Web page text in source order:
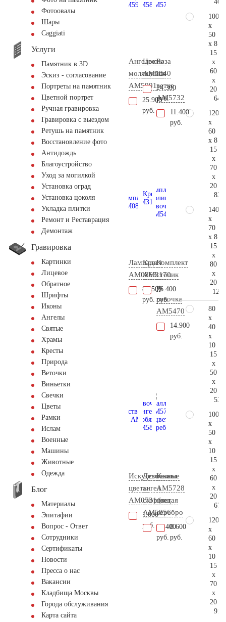
Фотоовалы
Шары
Сaggiati
Услуги
Памятник в 3D
Эскиз - согласование
Портреты на памятник
Цветной портрет
Ручная гравировка
Гравировка с выездом
Ретушь на памятник
Восстановление фото
Антидождь
Благоустройство
Уход за могилкой
Установка оград
Установка цоколя
Укладка плитки
Ремонт и Реставрация
Демонтаж
Гравировка
Картинки
Лицевое
Обратное
Шрифты
Иконы
Ангелы
Святые
Храмы
Кресты
Природа
Веточки
Виньетки
Свечки
Цветы
Рамки
Ислам
Военные
Машины
Животные
Одежда
Блог
Материалы
Эпитафии
Вопрос - Ответ
Сотрудники
Сертификаты
Новости
Пресса о нас
Вакансии
Кладбища Москвы
Города обслуживания
Карта сайта
Ангелок
молящийся
AM5991
25.900
руб.
Цветы
AM5840
24.300
руб.
Роза
на
ветке
AM5732
11.400
руб.
Лампада
AM0863
86.500
руб.
Крест
AM3170
26.400
руб.
Комплект
столик
и
лавочка
АМ5470
14.900
руб.
Искусственные
цветы
AM0731
1.000
руб.
Девочка
ангел
скорбящая
AM5856
31.400
руб.
Каллы
AM5728
цвет
серебро
8.600
руб.
100
x
50
x 8
15
x
60
x
20
120
x
60
x 8
15
x
70
x
20
140
x
70
x 8
15
x
80
x
20
80
x
40
x
10
15
x
50
x
20
100
x
50
x
10
15
x
60
x
20
120
x
60
x
10
15
x
70
x
20